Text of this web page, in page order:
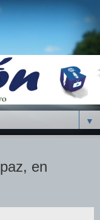
▼
en